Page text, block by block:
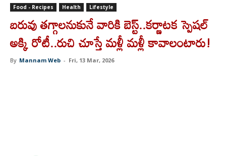
Food - Recipes Health Lifestyle
బరువు తగ్గాలనుకునే వారికి బెస్ట్..కర్ణాటక స్పెషల్
అక్కి రోటీ..రుచి చూస్తే మళ్లీ మళ్లీ కావాలంటారు!
By Mannam Web - Fri, 13 Mar, 2026